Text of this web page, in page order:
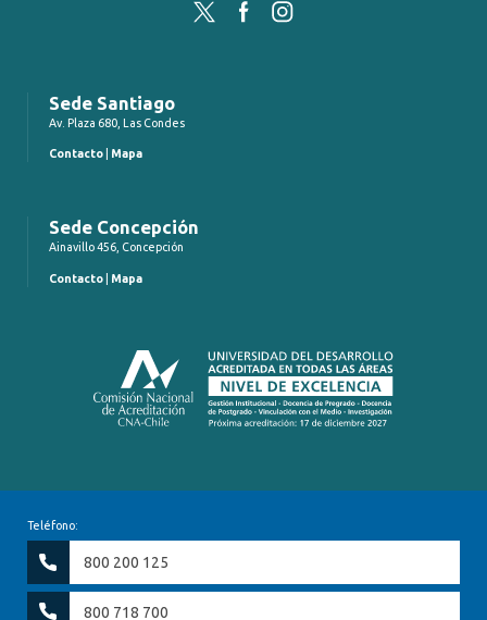
Twitter FacebookInstagram
Sede Santiago
Av. Plaza 680, Las Condes
Contacto Mapa
Sede Concepción
Ainavillo 456, Concepción
Contacto Mapa
Teléfono:
800 200 125
800 718 700